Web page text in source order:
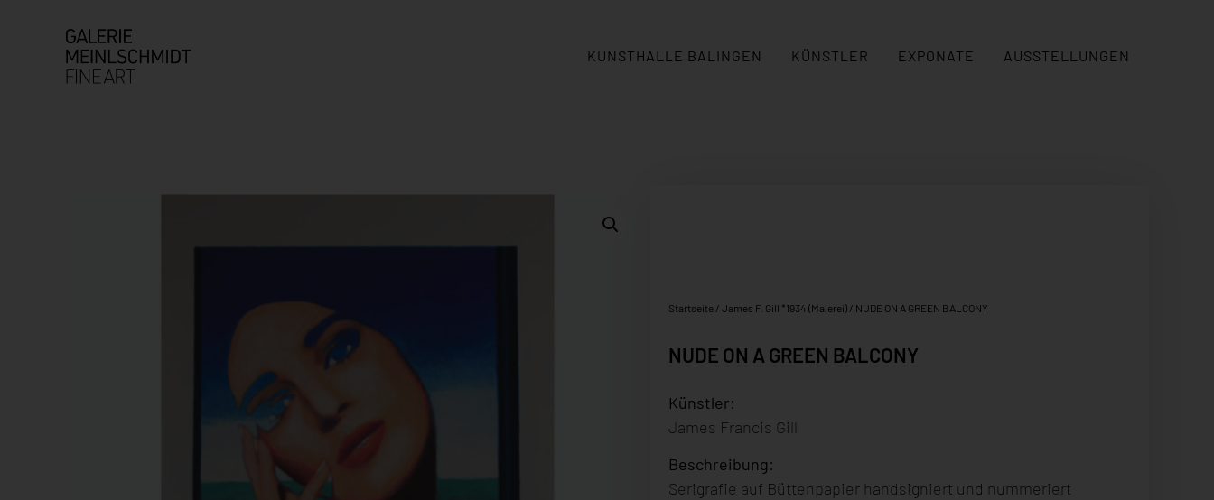
KUNSTHALLE BALINGEN KÜNSTLER EXPONATE AUSSTELLUNGEN
Startseite / James F. Gill *1934 (Malerei) / NUDE ON A GREEN BALCONY
NUDE ON A GREEN BALCONY
Künstler:
James Francis Gill
Beschreibung:
Serigrafie auf Büttenpapier handsigniert und nummeriert